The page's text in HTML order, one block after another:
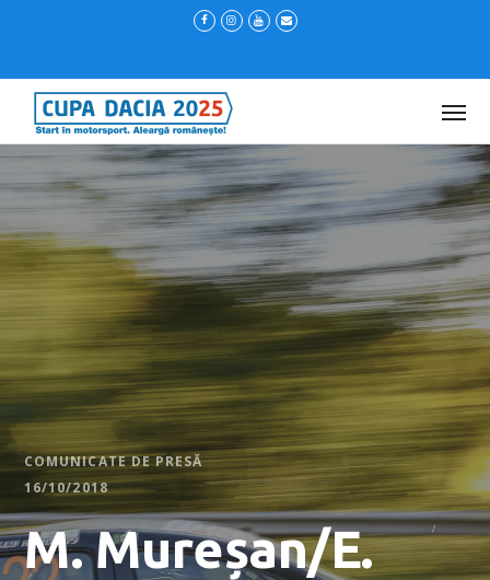
COMUNICATE DE PRESĂ
16/10/2018
M. Mureșan/E.